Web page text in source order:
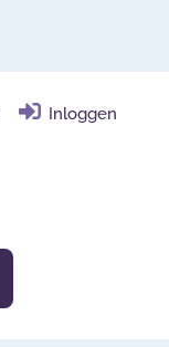
Inloggen